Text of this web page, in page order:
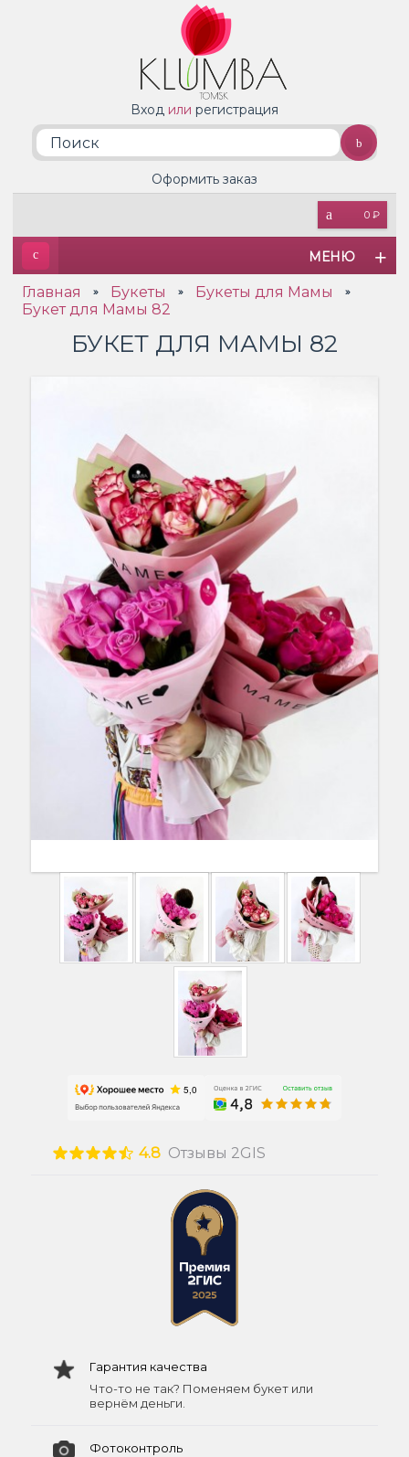
Вход или регистрация
0 ₽
Оформить заказ
МЕНЮ
Главная » Букеты » Букеты для Мамы »
Букет для Мамы 82
БУКЕТ ДЛЯ МАМЫ 82
4.8 Отзывы 2GIS
Гарантия качества
Что-то не так? Поменяем букет или
вернём деньги.
Фотоконтроль